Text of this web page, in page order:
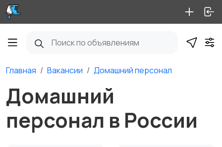
Главная Вакансии Домашний персонал
Домашний
персонал в России